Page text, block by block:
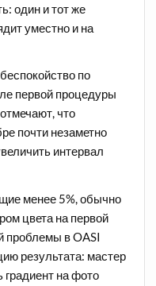
один и тот же
уместно и на
по
первой процедуры
что
почти незаметно
интервал
менее 5%, обычно
цвета на первой
проблемы в OASI
результата: мастер
градиент на фото